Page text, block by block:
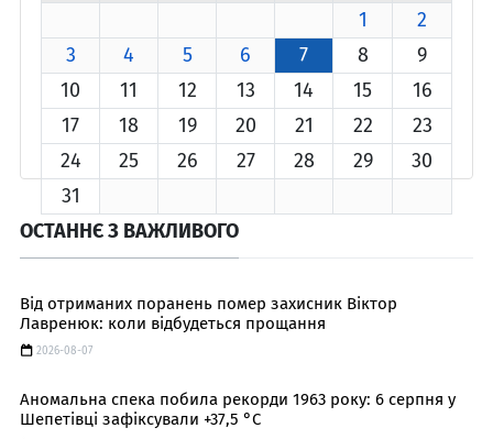
1
2
3
4 5 6 7 8
9
10
11 12 13 14 15
16
17
18 19 20 21 22
23
24
25 26 27 28 29
30
31
ОСТАННЄ З ВАЖЛИВОГО
Від отриманих поранень помер захисник Віктор
Лавренюк: коли відбудеться прощання
2026-08-07
Аномальна спека побила рекорди 1963 року: 6 серпня у
Шепетівці зафіксували +37,5 °C